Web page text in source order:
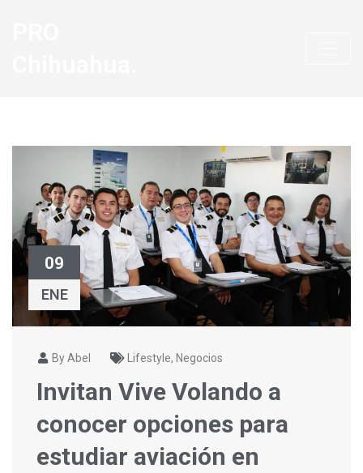
09
ENE
By Abel Lifestyle, Negocios
Invitan Vive Volando a
conocer opciones para
estudiar aviación en